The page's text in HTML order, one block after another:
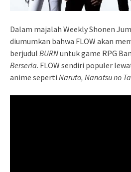
Dalam majalah Weekly Shonen
diumumkan bahwa FLOW akan
berjudul BURNuntuk game RPG
Berseria. FLOW sendiri populer
anime seperti Naruto, Nanatsu no